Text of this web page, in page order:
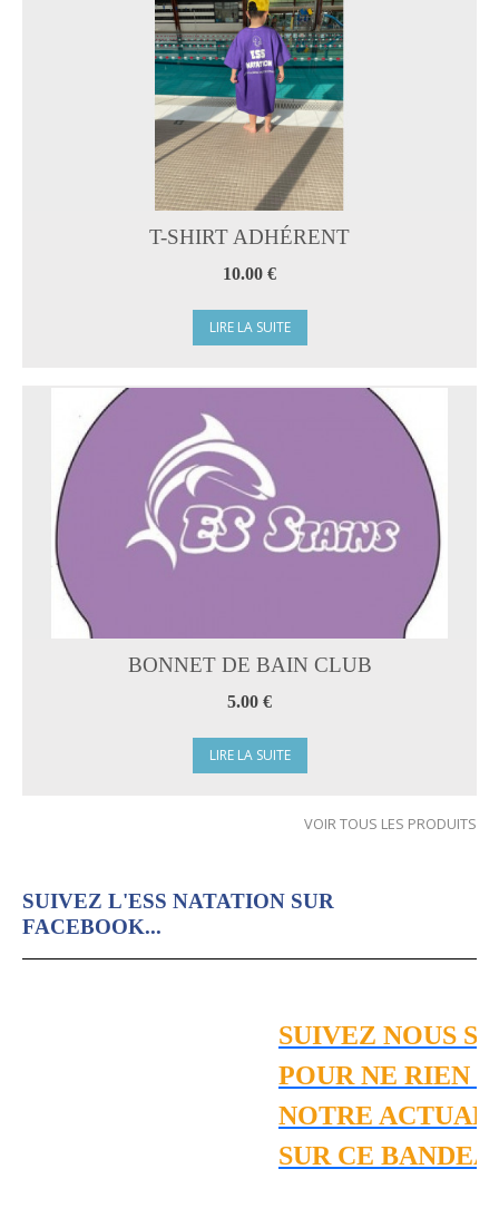
T-SHIRT ADHÉRENT
10.00 €
LIRE LA SUITE
BONNET DE BAIN CLUB
5.00 €
LIRE LA SUITE
VOIR TOUS LES PRODUITS
SUIVEZ L'ESS NATATION SUR
FACEBOOK...
SUIVEZ NOUS
POUR NE RIEN
NOTRE
SUR CE